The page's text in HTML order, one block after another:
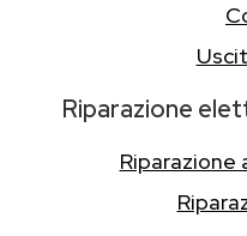
Riparazione
Riparazione